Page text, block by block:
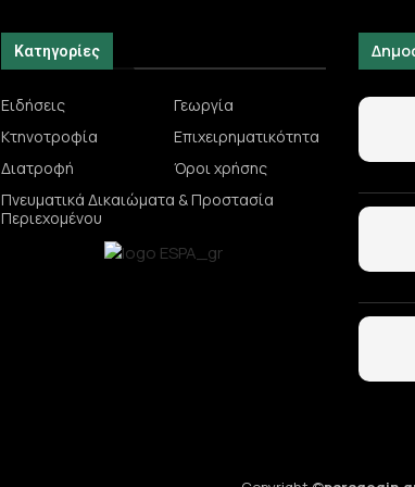
Κατηγορίες
Ειδήσεις
Γεωργία
Κτηνοτροφία
Επιχειρηματικότητα
Διατροφή
Όροι χρήσης
Πνευματικά Δικαιώματα & Προστασία
Περιεχομένου